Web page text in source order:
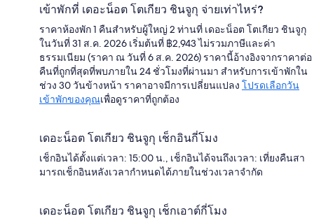
เข้าพักที่ เดอะน็อต โตเกียว ชินจูกุ จ่ายเท่าไหร่?
ราคาห้องพัก 1 คืนสำหรับผู้ใหญ่ 2 ท่านที่ เดอะน็อต โตเกียว ชินจูกุ
ในวันที่ 31 ส.ค. 2026 เริ่มต้นที่ ฿2,943 ไม่รวมภาษีและค่า
ธรรมเนียม (ราคา ณ วันที่ 6 ส.ค. 2026) ราคานี้อ้างอิงจากราคาต่อ
คืนที่ถูกที่สุดที่พบภายใน 24 ชั่วโมงที่ผ่านมา สำหรับการเข้าพักใน
ช่วง 30 วันข้างหน้า ราคาอาจมีการเปลี่ยนแปลง โปรดเลือกวัน
เข้าพักของคุณเพื่อดูราคาที่ถูกต้อง
เดอะน็อต โตเกียว ชินจูกุ เช็กอินกี่โมง
เช็กอินได้ตั้งแต่เวลา: 15:00 น., เช็กอินได้จนถึงเวลา: เที่ยงคืนสา
มารถเช็กอินหลังเวลากำหนดได้ภายในช่วงเวลาจำกัด
เดอะน็อต โตเกียว ชินจูกุ เช็กเอาต์กี่โมง